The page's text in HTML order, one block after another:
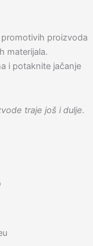
promotivih proizvoda
materijala.
i potaknite jačanje
traje još i dulje.